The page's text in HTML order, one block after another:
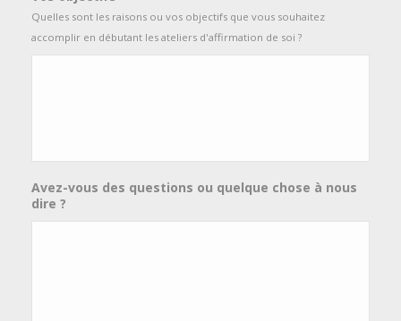
Quelles sont les raisons ou vos objectifs que vous souhaitez
accomplir en débutant les ateliers d'affirmation de soi ?
Avez-vous des questions ou quelque chose à nous
dire ?